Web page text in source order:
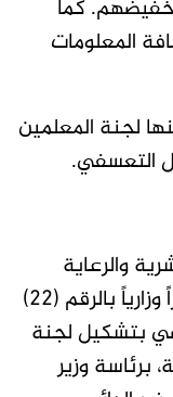
كما
المعلومات
لجنة المعلمين
التعسفي.
والرعاية
الاجتماعية، معتصم أحمد صالح، قراراً وزارياً بالرقم (22)
بتشكيل لجنة
برئاسة وزير